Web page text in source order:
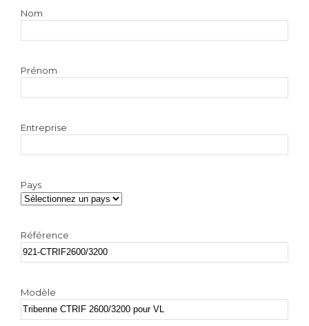
Nom
Prénom
Entreprise
Pays
Référence
Modèle